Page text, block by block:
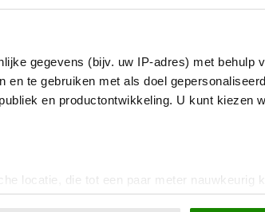
gegevens (bijv. uw IP-adres) met behulp
en te gebruiken met als doel
en productontwikkeling. U kunt kiezen
locatie, die tot een paar meter nauwkeurig
scannen op specifieke eigenschappen